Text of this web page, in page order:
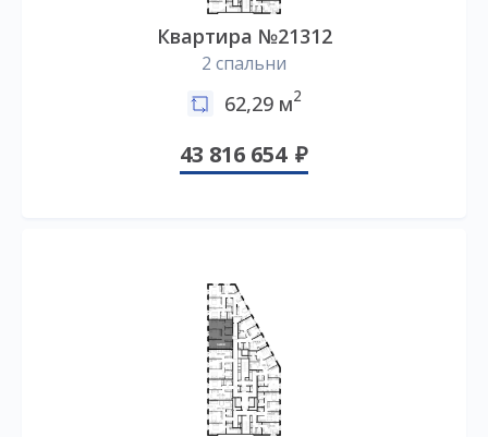
Квартира №21312
2 спальни
62,29 м2
43 816 654